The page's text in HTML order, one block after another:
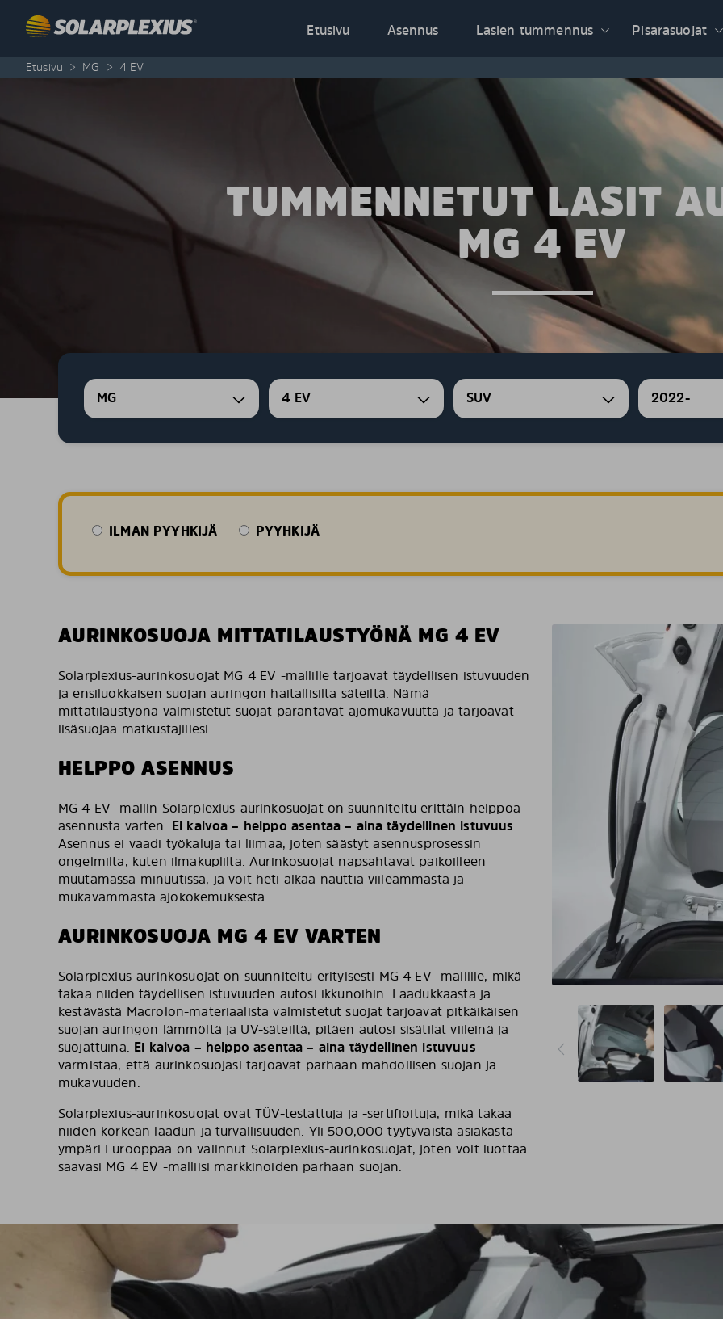
Etusivu
Asennus Lasien tummennus Pisarasuojat
Etusivu > MG > 4 EV
TUMMENNETUT LASIT
MG 4 EV
MG 4 EV SUV 2022-
ILMAN PYYHKIJÄ PYYHKIJÄ
AURINKOSUOJA MITTATILAUSTYÖNÄ MG 4 EV
Solarplexius-aurinkosuojat MG 4 EV -mallille tarjoavat täydellisen istuvuuden
ja ensiluokkaisen suojan auringon haitallisilta säteiltä. Nämä
mittatilaustyönä valmistetut suojat parantavat ajomukavuutta ja tarjoavat
lisäsuojaa matkustajillesi.
HELPPO ASENNUS
MG 4 EV -mallin Solarplexius-aurinkosuojat on suunniteltu erittäin helppoa
asennusta varten. Ei kalvoa – helppo asentaa – aina täydellinen istuvuus.
Asennus ei vaadi työkaluja tai liimaa, joten säästyt asennusprosessin
ongelmilta, kuten ilmakuplilta. Aurinkosuojat napsahtavat paikoilleen
muutamassa minuutissa, ja voit heti alkaa nauttia viileämmästä ja
mukavammasta ajokokemuksesta.
AURINKOSUOJA MG 4 EV VARTEN
Solarplexius-aurinkosuojat on suunniteltu erityisesti MG 4 EV -mallille, mikä
takaa niiden täydellisen istuvuuden autosi ikkunoihin. Laadukkaasta ja
kestävästä Macrolon-materiaalista valmistetut suojat tarjoavat pitkäikäisen
suojan auringon lämmöltä ja UV-säteiltä, pitäen autosi sisätilat viileinä ja
suojattuina. Ei kalvoa – helppo asentaa – aina täydellinen istuvuus
varmistaa, että aurinkosuojasi tarjoavat parhaan mahdollisen suojan ja
mukavuuden.
Solarplexius-aurinkosuojat ovat TÜV-testattuja ja -sertifioituja, mikä takaa
niiden korkean laadun ja turvallisuuden. Yli 500,000 tyytyväistä asiakasta
ympäri Eurooppaa on valinnut Solarplexius-aurinkosuojat, joten voit luottaa
saavasi MG 4 EV -malliisi markkinoiden parhaan suojan.